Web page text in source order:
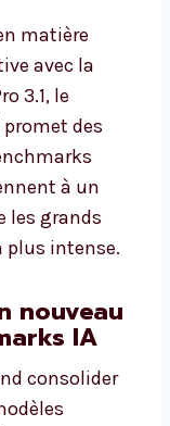
matière
avec la
3.1, le
des
à un
les grands
plus intense.
nouveau
IA
consolider